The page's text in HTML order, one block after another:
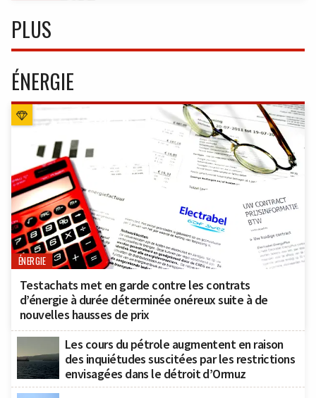
PLUS
ÉNERGIE
ÉNERGIE
Testachats met en garde contre les contrats
d’énergie à durée déterminée onéreux suite à de
nouvelles hausses de prix
Les cours du pétrole augmentent en raison
des inquiétudes suscitées par les restrictions
envisagées dans le détroit d’Ormuz